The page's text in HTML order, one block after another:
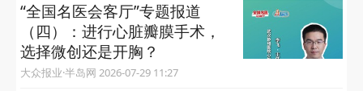
“全国名医会客厅”专题报道
（四）：进行心脏瓣膜手术，
选择微创还是开胸？
大众报业·半岛网 2026-07-29 11:27